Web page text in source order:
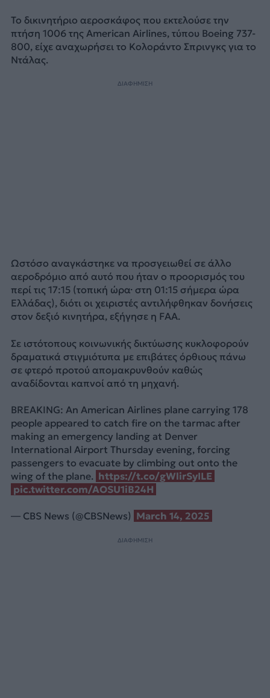
Το δικινητήριο αεροσκάφος που εκτελούσε την
πτήση 1006 της American Airlines, τύπου Boeing 737-
800, είχε αναχωρήσει το Κολοράντο Σπρινγκς για το
Ντάλας.
ΔΙΑΦΗΜΙΣΗ
Ωστόσο αναγκάστηκε να προσγειωθεί σε άλλο
αεροδρόμιο από αυτό που ήταν ο προορισμός του
περί τις 17:15 (τοπική ώρα· στη 01:15 σήμερα ώρα
Ελλάδας), διότι οι χειριστές αντιλήφθηκαν δονήσεις
στον δεξιό κινητήρα, εξήγησε η FAA.
Σε ιστότοπους κοινωνικής δικτύωσης κυκλοφορούν
δραματικά στιγμιότυπα με επιβάτες όρθιους πάνω
σε φτερό προτού απομακρυνθούν καθώς
αναδίδονται καπνοί από τη μηχανή.
BREAKING: An American Airlines plane carrying 178
people appeared to catch fire on the tarmac after
making an emergency landing at Denver
International Airport Thursday evening, forcing
passengers to evacuate by climbing out onto the
wing of the plane. https://t.co/gWlirSyILE
pic.twitter.com/AOSU1iB24H
— CBS News (@CBSNews) March 14, 2025
ΔΙΑΦΗΜΙΣΗ